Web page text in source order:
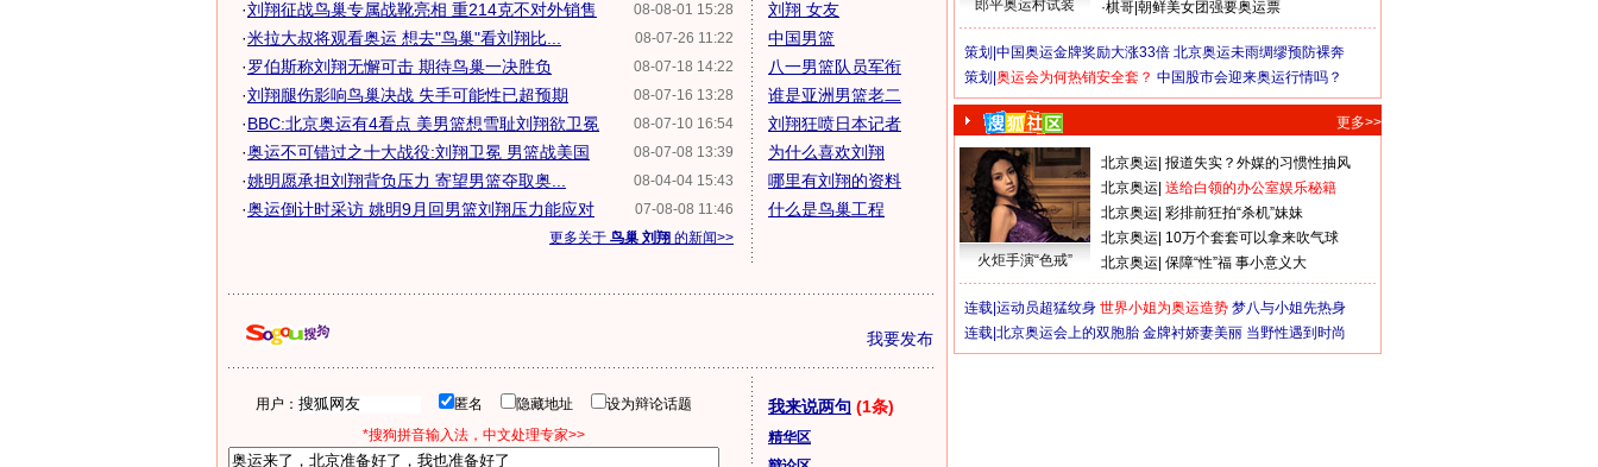
08-08-01 15:28
·刘翔征战鸟巢专属战靴亮相 重214克不对外销售
08-07-26 11:22
·米拉大叔将观看奥运 想去"鸟巢"看刘翔比...
08-07-18 14:22
·罗伯斯称刘翔无懈可击 期待鸟巢一决胜负
08-07-16 13:28
·刘翔腿伤影响鸟巢决战 失手可能性已超预期
08-07-10 16:54
·BBC:北京奥运有4看点 美男篮想雪耻刘翔欲卫冕
08-07-08 13:39
·奥运不可错过之十大战役:刘翔卫冕 男篮战美国
08-04-04 15:43
·姚明愿承担刘翔背负压力 寄望男篮夺取奥...
07-08-08 11:46
·奥运倒计时采访 姚明9月回男篮刘翔压力能应对
更多关于 鸟巢 刘翔 的新闻>>
刘翔 女友
中国男篮
八一男篮队员军衔
谁是亚洲男篮老二
刘翔狂喷日本记者
为什么喜欢刘翔
哪里有刘翔的资料
什么是鸟巢工程
我要发布
用户： 匿名 隐藏地址
设为辩论话题
*搜狗拼音输入法，中文处理专家>>
我来说两句 (1条)
精华区
郎平奥运村试装
·棋哥 朝鲜美女团强要奥运票
策划| 中国奥运金牌奖励大涨33倍 北京奥运未雨绸缪预防裸奔
策划| 奥运会为何热销安全套？ 中国股市会迎来奥运行情吗？
更多>>
火炬手演“色戒”
北京奥运 报道失实？外媒的习惯性抽风
北京奥运 送给白领的办公室娱乐秘籍
北京奥运 彩排前狂拍“杀机”妹妹
北京奥运 10万个套套可以拿来吹气球
北京奥运 保障“性”福 事小意义大
连载| 运动员超猛纹身 世界小姐为奥运造势 梦八与小姐先热身
连载| 北京奥运会上的双胞胎 金牌衬娇妻美丽 当野性遇到时尚